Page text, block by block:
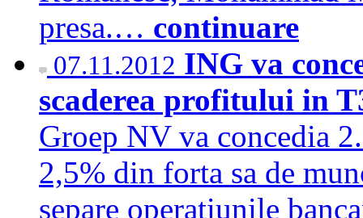
presa.… continuare
07.11.2012 ING va
scaderea profitului in
Groep NV va concedia
2,5% din forta sa de
separe operatiunile